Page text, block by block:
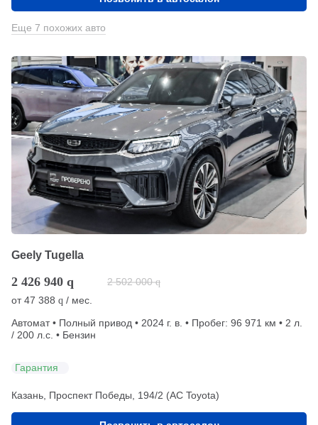
Еще 7 похожих авто
Geely Tugella
2 426 940 q 2 502 000 q
от47 388 q / мес.
Автомат • Полный привод • 2024 г. в. • Пробег: 96 971 км • 2 л.
/ 200 л.с. • Бензин
Гарантия
Казань, Проспект Победы, 194/2 (АС Toyota)